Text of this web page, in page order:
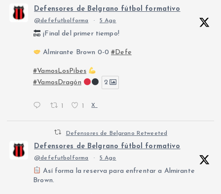
Defensores de Belgrano fútbol formativo
@defefutbolforma · 5 Ago
¡Final del primer tiempo!
Almirante Brown 0-0#Defe
#VamosLosPibes
#VamosDragón
2
1 1 X
Defensores de Belgrano Retweeted
Defensores de Belgrano fútbol formativo
@defefutbolforma · 5 Ago
Así forma la reserva para enfrentar a Almirante
Brown.